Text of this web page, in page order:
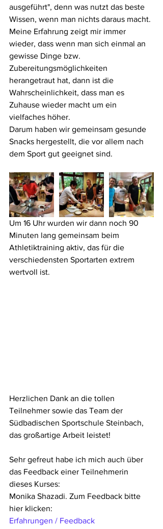
ausgeführt", denn was nutzt das beste
Wissen, wenn man nichts daraus macht.
Meine Erfahrung zeigt mir immer
wieder, dass wenn man sich einmal an
gewisse Dinge bzw.
Zubereitungsmöglichkeiten
herangetraut hat, dann ist die
Wahrscheinlichkeit, dass man es
Zuhause wieder macht um ein
vielfaches höher.
Darum haben wir gemeinsam gesunde
Snacks hergestellt, die vor allem nach
dem Sport gut geeignet sind.
Um 16 Uhr wurden wir dann noch 90
Minuten lang gemeinsam beim
Athletiktraining aktiv, das für die
verschiedensten Sportarten extrem
wertvoll ist.
Herzlichen Dank an die tollen
Teilnehmer sowie das Team der
Südbadischen Sportschule Steinbach,
das großartige Arbeit leistet!
Sehr gefreut habe ich mich auch über
das Feedback einer Teilnehmerin
dieses Kurses:
Monika Shazadi. Zum Feedback bitte
hier klicken:
Erfahrungen / Feedback